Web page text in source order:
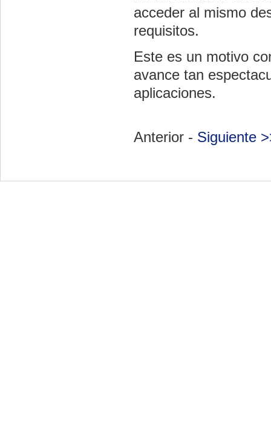
acceder al mismo
requisitos.
Este es un motivo
avance tan
aplicaciones.
Anterior - Siguiente